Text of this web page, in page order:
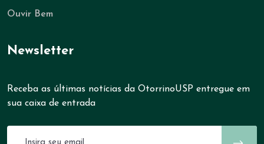
Ouvir Bem
Newsletter
Receba as últimas notícias da OtorrinoUSP entregue em
sua caixa de entrada